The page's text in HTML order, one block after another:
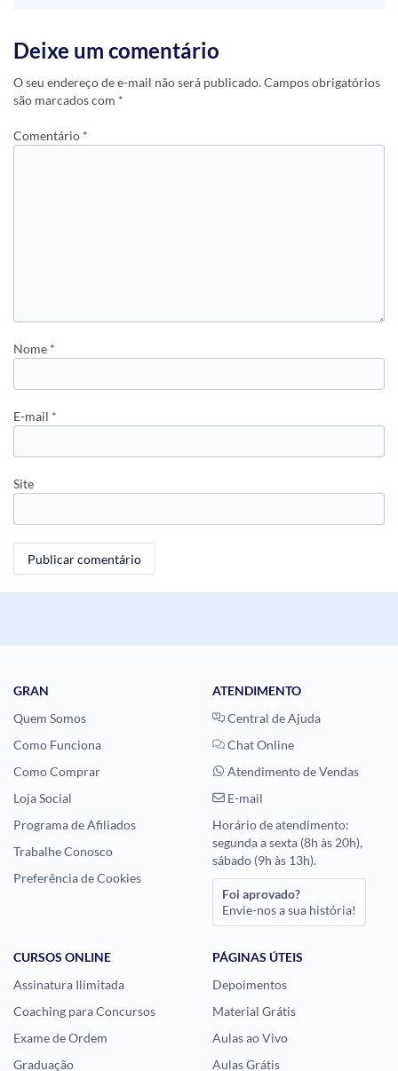
Deixe um comentário
O seu endereço de e-mail não será publicado.Campos obrigatórios
são marcados com *
Comentário *
Nome *
E-mail *
Site
GRAN
Quem Somos
Como Funciona
Como Comprar
Loja Social
Programa de Afiliados
Trabalhe Conosco
Preferência de Cookies
ATENDIMENTO
Central de Ajuda
Chat Online
Atendimento de Vendas
E-mail
Horário de atendimento:
segunda a sexta (8h às 20h),
sábado (9h às 13h).
Foi aprovado?
Envie-nos a sua história!
CURSOS ONLINE
Assinatura Ilimitada
Coaching para Concursos
Exame de Ordem
Graduação
PÁGINAS ÚTEIS
Depoimentos
Material Grátis
Aulas ao Vivo
Aulas Grátis